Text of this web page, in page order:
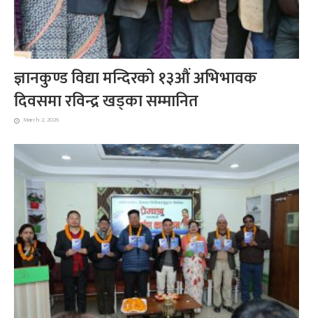
ज्ञानकुण्ड विद्या मन्दिरको १३औं अभिभावक
दिवसमा रविन्द्र खड्का सम्मानित
March 2, 2026